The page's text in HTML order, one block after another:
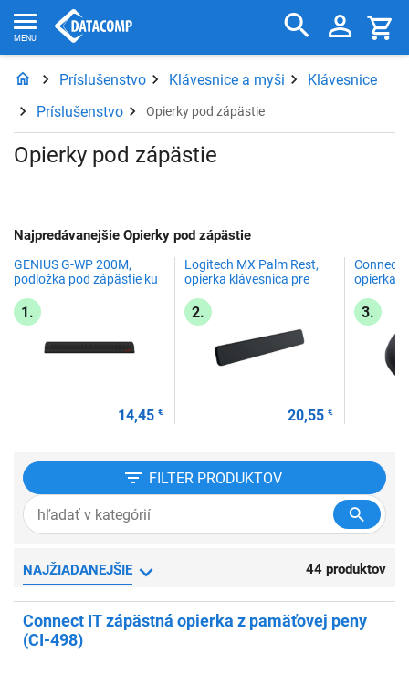
Príslušenstvo Klávesnice a myši
Klávesnice
Príslušenstvo
Opierky pod zápästie
Opierky pod zápästie
Najpredávanejšie Opierky pod zápästie
1.
GENIUS G-WP 200M,
podložka pod zápästie ku
14,45 €
2.
Logitech MX Palm Rest,
opierka klávesnica pre
20,55€
3.
Connect
opierka
FILTER PRODUKTOV
NAJŽIADANEJŠIE 44 produktov
Connect IT zápästná opierka z pamäťovej peny
(CI-498)